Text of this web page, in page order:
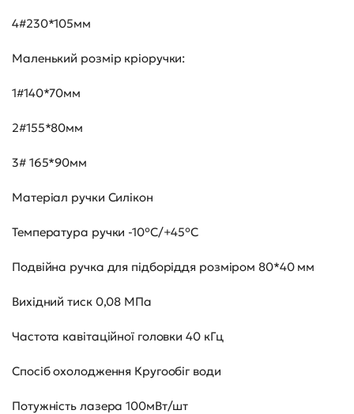
4#230*105мм
Маленький розмір кріоручки:
1#140*70мм
2#155*80мм
3# 165*90мм
Матеріал ручки Силікон
Температура ручки -10°C/+45°C
Подвійна ручка для підборіддя розміром 80*40 мм
Вихідний тиск 0,08 МПа
Частота кавітаційної головки 40 кГц
Спосіб охолодження Кругообіг води
Потужність лазера 100мВт/шт